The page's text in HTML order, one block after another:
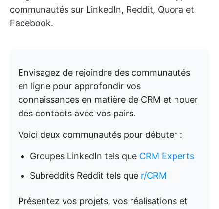
communautés sur LinkedIn, Reddit, Quora et
Facebook.
Envisagez de rejoindre des communautés
en ligne pour approfondir vos
connaissances en matière de CRM et nouer
des contacts avec vos pairs.
Voici deux communautés pour débuter :
Groupes LinkedIn tels que CRM Experts
Subreddits Reddit tels que r/CRM
Présentez vos projets, vos réalisations et